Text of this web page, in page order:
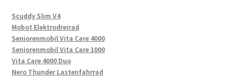
Scuddy Slim V4
Mobot Elektrodreirad
Seniorenmobil Vita Care 4000
Seniorenmobil Vita Care 1000
Vita Care 4000 Duo
Nero Thunder Lastenfahrrad